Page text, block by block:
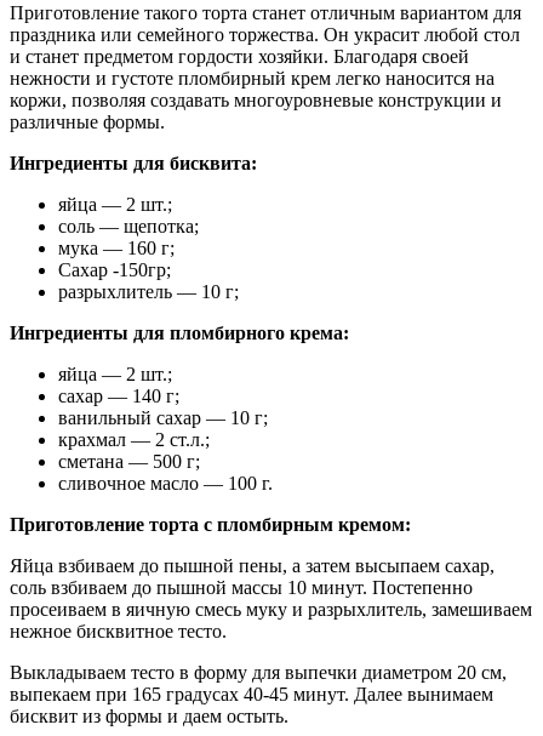
Приготовление такого торта станет отличным вариантом для
праздника или семейного торжества. Он украсит любой стол
и станет предметом гордости хозяйки. Благодаря своей
нежности и густоте пломбирный крем легко наносится на
коржи, позволяя создавать многоуровневые конструкции и
различные формы.
Ингредиенты для бисквита:
яйца — 2 шт.;
соль — щепотка;
мука — 160 г;
Сахар -150гр;
разрыхлитель — 10 г;
Ингредиенты для пломбирного крема:
яйца — 2 шт.;
сахар — 140 г;
ванильный сахар — 10 г;
крахмал — 2 ст.л.;
сметана — 500 г;
сливочное масло — 100 г.
Приготовление торта с пломбирным кремом:
Яйца взбиваем до пышной пены, а затем высыпаем сахар,
соль взбиваем до пышной массы 10 минут. Постепенно
просеиваем в яичную смесь муку и разрыхлитель, замешиваем
нежное бисквитное тесто.
Выкладываем тесто в форму для выпечки диаметром 20 см,
выпекаем при 165 градусах 40-45 минут. Далее вынимаем
бисквит из формы и даем остыть.